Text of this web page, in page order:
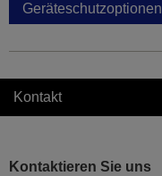
Geräteschutzoptionen
Kontakt
Kontaktieren Sie uns